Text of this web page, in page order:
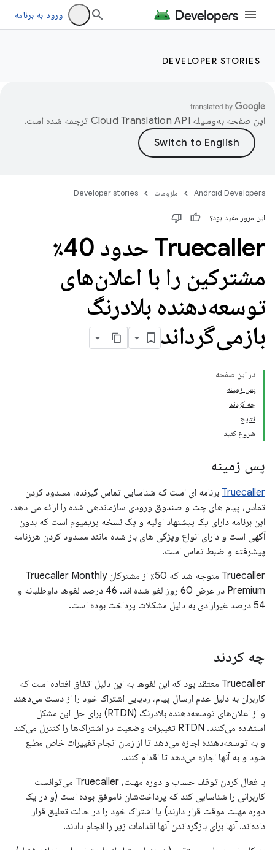
ورود به برنامه
DEVELOPER STORIES
این صفحه به‌وسیله ترجمه شده است.
Android Developers ملزومات Developer stories
این مرور مفید بود؟
Truecaller حدود 40٪
مشترکین را با اعلان‌های
توسعه‌دهنده بلادرنگ
بازمی‌گرداند
در این صفحه
پس زمینه
چه کردند
نتایج
شروع کنید
پس زمینه
Truecaller برنامه ای است که شناسایی تماس گیرنده، مسدود کردن
تماس، پیام های چت و صندوق ورودی سازماندهی شده را ارائه می دهد.
این برنامه دارای یک پیشنهاد اولیه و یک نسخه پریمیوم است که بدون
آگهی است و دارای انواع ویژگی های باز شده مانند مسدود کردن هرزنامه
پیشرفته و ضبط تماس است.
Truecaller متوجه شد که 50٪ از مشترکان Truecaller Monthly
Premium در عرض 60 روز لغو شده اند. 46 درصد لغوها داوطلبانه و
54 درصد غیرارادی به دلیل مشکلات پرداخت بوده است.
چه کردند
Truecaller معتقد بود که این لغوها به این دلیل اتفاق افتاده است که
کاربران به دلیل عدم ارسال پیام، ردیابی اشتراک خود را از دست می‌دهند
و از اعلان‌های توسعه‌دهنده بلادرنگ (RTDN) برای حل این مشکل
استفاده می‌کنند. RTDN تغییرات وضعیت در اشتراک‌ها را کنترل می‌کند
و به توسعه‌دهنده اجازه می‌دهد تا از زمان انجام تغییرات خاص مطلع
شود و به آنها اجازه می‌دهد تا اقدام کنند.
با فعال کردن توقف حساب و دوره مهلت، Truecaller می‌توانست
کاربرانی را شناسایی کند که پرداخت‌شان ناموفق بوده است (و در یک
دوره مهلت موقت قرار دارند) یا اشتراک خود را در حالت تعلیق قرار
داده‌اند. آنها برای بازگرداندن آنها اقدامات زیر را انجام دادند.